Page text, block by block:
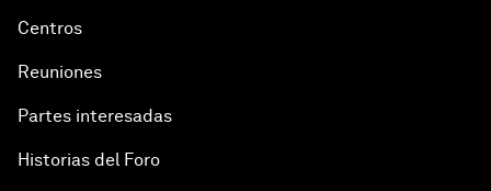
Centros
Reuniones
Partes interesadas
Historias del Foro